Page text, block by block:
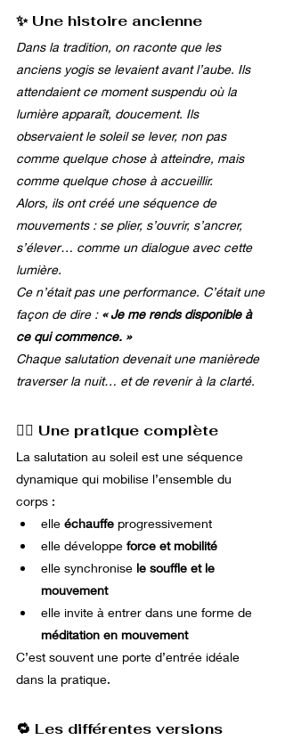
✨ Une histoire ancienne
Dans la tradition, on raconte que les
anciens yogis se levaient avant l’aube. Ils
attendaient ce moment suspendu où la
lumière apparaît, doucement. Ils
observaient le soleil se lever, non pas
comme quelque chose à atteindre, mais
comme quelque chose à accueillir.
Alors, ils ont créé une séquence de
mouvements : se plier, s’ouvrir, s’ancrer,
s’élever… comme un dialogue avec cette
lumière.
Ce n’était pas une performance. C’était une
façon de dire : « Je me rends disponible à
ce qui commence. »
Chaque salutation devenait une manièrede
traverser la nuit… et de revenir à la clarté.
🧘‍♀️ Une pratique complète
La salutation au soleil est une séquence
dynamique qui mobilise l’ensemble du
corps :
elle échauffe progressivement
elle développe force et mobilité
elle synchronise le souffle et le
mouvement
elle invite à entrer dans une forme de
méditation en mouvement
C’est souvent une porte d’entrée idéale
dans la pratique.
🔁 Les différentes versions